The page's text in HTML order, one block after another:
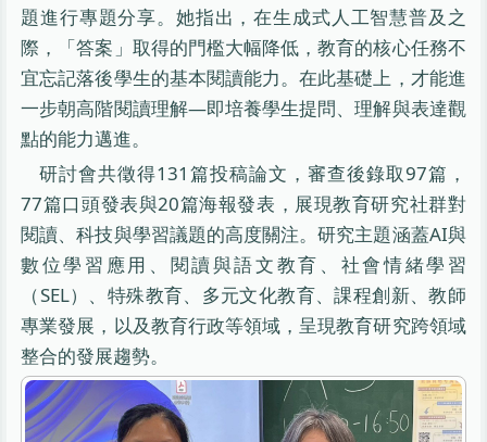
題進行專題分享。她指出，在生成式人工智慧普及之
際，「答案」取得的門檻大幅降低，教育的核心任務不
宜忘記落後學生的基本閱讀能力。在此基礎上，才能進
一步朝高階閱讀理解—即培養學生提問、理解與表達觀
點的能力邁進。
研討會共徵得131篇投稿論文，審查後錄取97篇，
77篇口頭發表與20篇海報發表，展現教育研究社群對
閱讀、科技與學習議題的高度關注。研究主題涵蓋AI與
數位學習應用、閱讀與語文教育、社會情緒學習
（SEL）、特殊教育、多元文化教育、課程創新、教師
專業發展，以及教育行政等領域，呈現教育研究跨領域
整合的發展趨勢。